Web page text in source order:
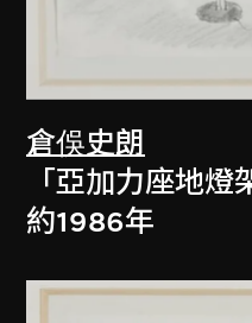
倉俁史朗
「亞加力座地燈
約1986年